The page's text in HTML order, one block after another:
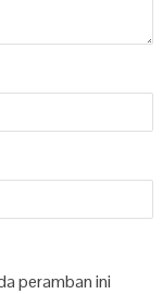
peramban ini